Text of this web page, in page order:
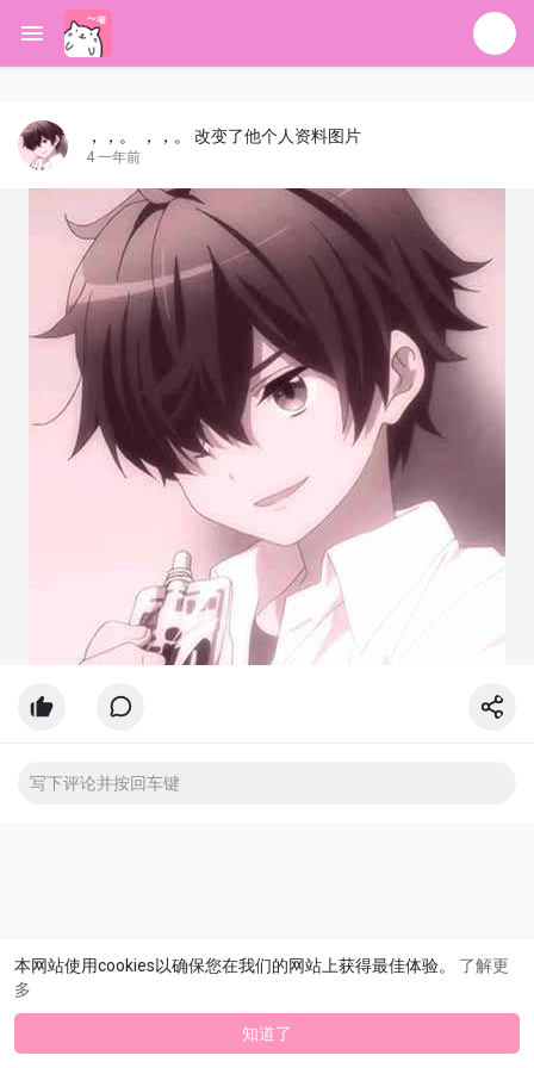
本网站使用cookies以确保您在我们的网站上获得最佳体验。 了解更
多
知道了
，，。 ，，。 改变了他个人资料图片
4 一年前